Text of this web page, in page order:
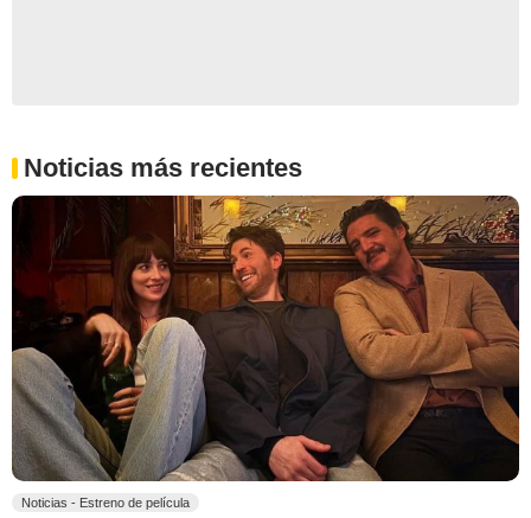
Noticias más recientes
Noticias - Estreno de película